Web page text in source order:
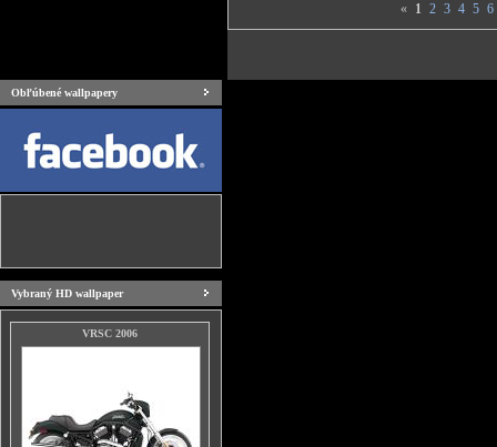
« 1 2 3 4 5 6
Obľúbené wallpapery
Vybraný HD wallpaper
VRSC 2006